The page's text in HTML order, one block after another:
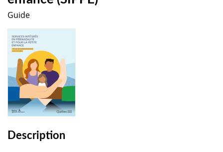
Guide
Description